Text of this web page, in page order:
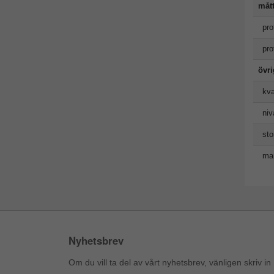
mått
Nyhetsbrev
Om du vill ta del av vårt nyhetsbrev, vänligen skriv in